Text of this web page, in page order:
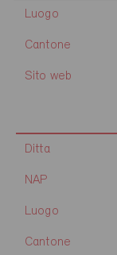
Luogo
Cantone
Sito web
Ditta
NAP
Luogo
Cantone